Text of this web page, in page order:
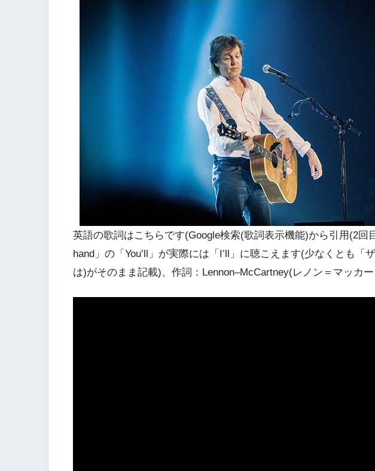
英語の歌詞はこちらです(Google検索(歌詞表示機能)から引用(2回
hand」の「You’ll」が実際には「I’ll」に聴こえます(少なくとも「
は)がそのまま記載)、作詞：Lennon–McCartney(レノン＝マッカー